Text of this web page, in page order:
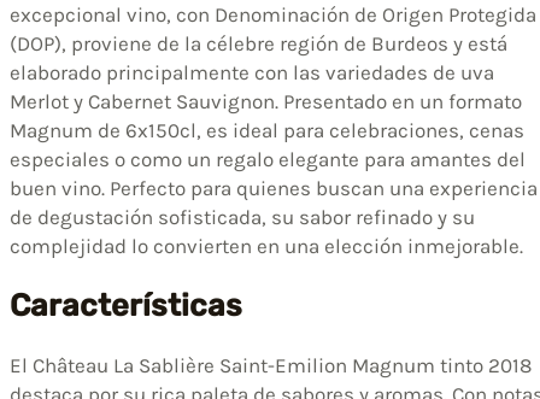
excepcional vino, con Denominación de Origen Protegida
(DOP), proviene de la célebre región de Burdeos y está
elaborado principalmente con las variedades de uva
Merlot y Cabernet Sauvignon. Presentado en un formato
Magnum de 6x150cl, es ideal para celebraciones, cenas
especiales o como un regalo elegante para amantes del
buen vino. Perfecto para quienes buscan una experiencia
de degustación sofisticada, su sabor refinado y su
complejidad lo convierten en una elección inmejorable.
Características
El Château La Sablière Saint-Emilion Magnum tinto 2018